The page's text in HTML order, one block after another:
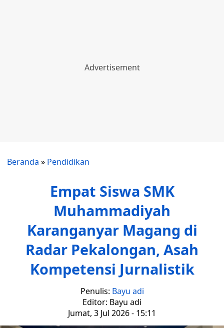
Beranda » Pendidikan
Empat Siswa SMK
Muhammadiyah
Karanganyar Magang di
Radar Pekalongan, Asah
Kompetensi Jurnalistik
Penulis: Bayu adi
Editor: Bayu adi
Jumat, 3 Jul 2026 - 15:11